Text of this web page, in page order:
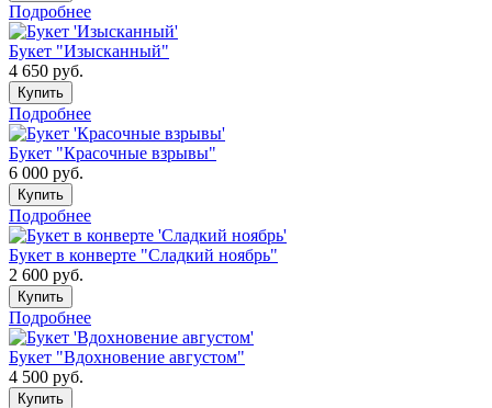
Подробнее
Букет "Изысканный"
4 650 руб.
Купить
Подробнее
Букет "Красочные взрывы"
6 000 руб.
Купить
Подробнее
Букет в конверте "Сладкий ноябрь"
2 600 руб.
Купить
Подробнее
Букет "Вдохновение августом"
4 500 руб.
Купить